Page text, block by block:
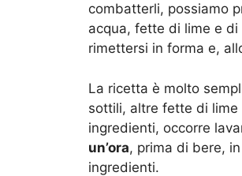
combatterli, possiamo
acqua, fette di lime e
rimettersi in forma e,
La ricetta è molto
sottili, altre fette di lime
ingredienti, occorre
un’ora, prima di bere,
ingredienti.